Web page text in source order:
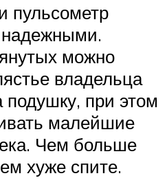
пульсометр
можно
владельца
при этом
малейшие
Чем больше
хуже спите.